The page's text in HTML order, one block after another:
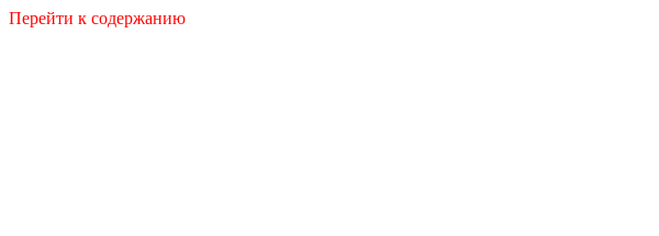
Перейти к содержанию